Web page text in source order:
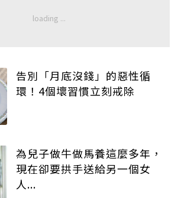
告別「月底沒錢」的惡性循
環！4個壞習慣立刻戒除
為兒子做牛做馬養這麼多年，
現在卻要拱手送給另一個女
人...